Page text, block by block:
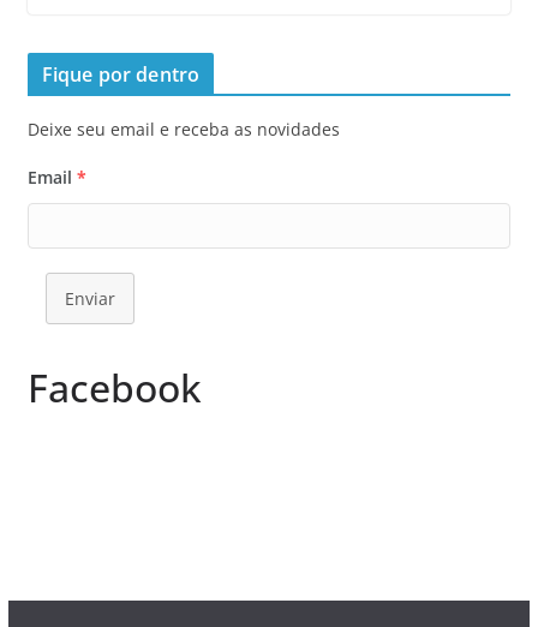
Fique por dentro
Deixe seu email e receba as novidades
Email *
Enviar
Facebook